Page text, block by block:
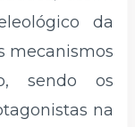
da
mecanismos
sendo os
na